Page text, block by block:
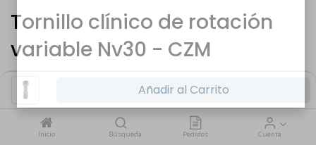
Añadir al Carrito
Inicio Búsqueda Pedidos Cuenta
Tornillo clínico de rotación
variable Nv30 - CZM
Iniciar sesión Registrarsepara comprar